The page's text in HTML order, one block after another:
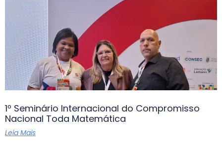
1º Seminário Internacional do Compromisso
Nacional Toda Matemática
Leia Mais